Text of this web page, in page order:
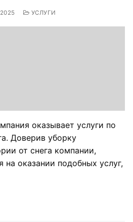
УСЛУГИ
оказывает услуги по
Доверив уборку
от снега компании,
оказании подобных услуг,